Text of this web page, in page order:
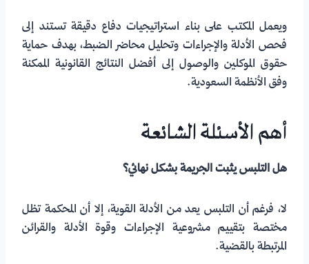
ويعمل المكتب على بناء استراتيجيات دفاع دقيقة تستند إلى
فحص الأدلة والإجراءات وتحليل محاضر الضبط، بهدف حماية
حقوق الموكلين والوصول إلى أفضل النتائج القانونية الممكنة
وفق الأنظمة السعودية.
أهم الأسئلة الشائعة
هل التلبس يثبت الجريمة بشكل نهائي؟
لا، فرغم أن التلبس يعد من الأدلة القوية، إلا أن المحكمة تظل
مختصة بتقييم مشروعية الإجراءات وقوة الأدلة والقرائن
المرتبطة بالقضية.